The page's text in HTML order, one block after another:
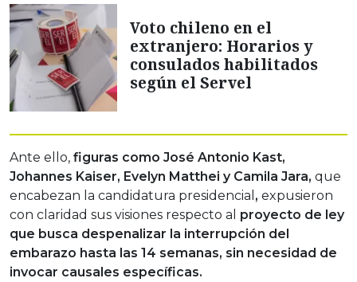
Voto chileno en el
extranjero: Horarios y
consulados habilitados
según el Servel
Ante ello, figuras como José Antonio Kast,
Johannes Kaiser, Evelyn Matthei y Camila Jara, que
encabezan la candidatura presidencial , expusieron
con claridad sus visiones respecto al proyecto de ley
que busca despenalizar la interrupción del
embarazo hasta las 14 semanas, sin necesidad de
invocar causales específicas.